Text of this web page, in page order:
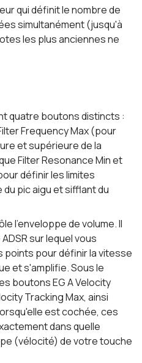
qui définit le nombre de
simultanément (jusqu'à
les plus anciennes ne
quatre boutons distincts :
Frequency Max (pour
et supérieure de la
Filter Resonance Min et
définir les limites
pic aigu et sifflant du
l'enveloppe de volume. Il
sur lequel vous
points pour définir la vitesse
et s'amplifie. Sous le
boutons EG A Velocity
Tracking Max, ainsi
est cochée, ces
dans quelle
(vélocité) de votre touche